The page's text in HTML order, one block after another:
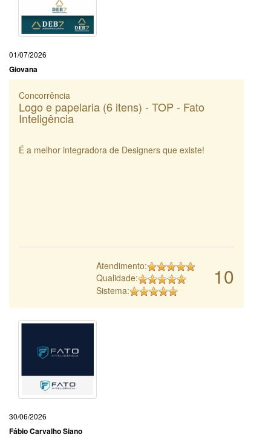
01/07/2026
Giovana
Concorrência
Logo e papelaria (6 itens) - TOP - Fato
Inteligência
É a melhor integradora de Designers que existe!
10
Atendimento:
Qualidade:
Sistema:
30/06/2026
Fábio Carvalho Siano